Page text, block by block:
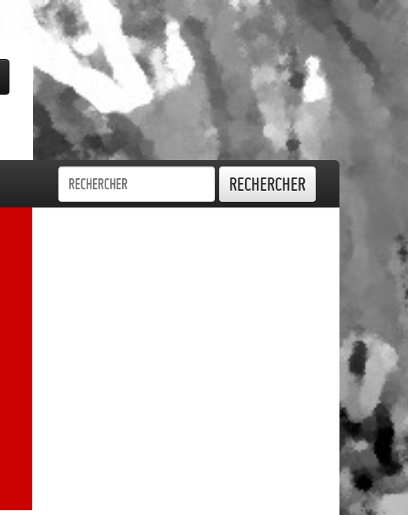
Rechercher